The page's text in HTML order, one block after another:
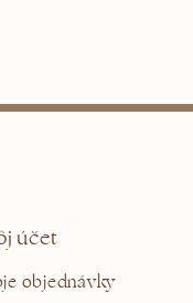
účet
objednávky